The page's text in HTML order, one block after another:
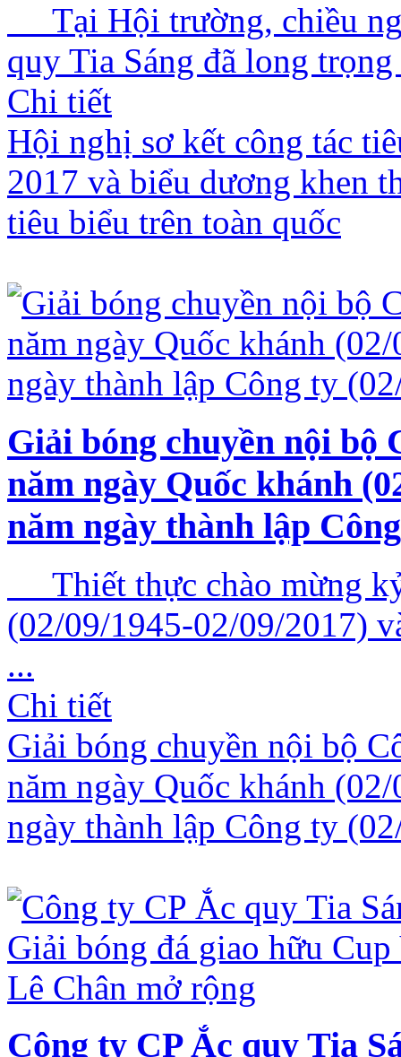
Tại Hội trường, chiều
quy Tia Sáng đã long
Chi tiết
Hội nghị sơ kết công tác
2017 và biểu dương khen
tiêu biểu trên toàn quốc
Giải bóng chuyền nội bộ
năm ngày Quốc khánh
năm ngày thành lập
Thiết thực chào mừng
(02/09/1945-02/09/2017)
...
Chi tiết
Giải bóng chuyền nội bộ
năm ngày Quốc khánh
ngày thành lập Công ty
Công ty CP Ắc quy Tia